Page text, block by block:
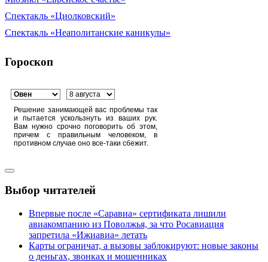
Спектакль «Циолковский»
Спектакль «Неаполитанские каникулы»
Гороскоп
Решение занимающей вас проблемы так
и пытается ускользнуть из ваших рук.
Вам нужно срочно поговорить об этом,
причем с правильным человеком, в
противном случае оно все-таки сбежит.
Выбор читателей
Впервые после «Саравиа» сертификата лишили
авиакомпанию из Поволжья, за что Росавиация
запретила «Ижиавиа» летать
Карты ограничат, а вызовы заблокируют: новые законы
о деньгах, звонках и мошенниках